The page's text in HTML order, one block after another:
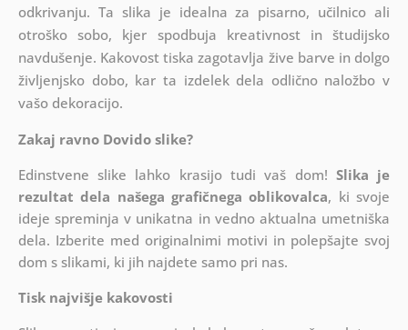
odkrivanju. Ta slika je idealna za pisarno, učilnico ali
otroško sobo, kjer spodbuja kreativnost in študijsko
navdušenje. Kakovost tiska zagotavlja žive barve in dolgo
življenjsko dobo, kar ta izdelek dela odlično naložbo v
vašo dekoracijo.
Zakaj ravno Dovido slike?
Edinstvene slike lahko krasijo tudi vaš dom! Slika je
rezultat dela našega grafičnega oblikovalca, ki svoje
ideje spreminja v unikatna in vedno aktualna umetniška
dela. Izberite med originalnimi motivi in polepšajte svoj
dom s slikami, ki jih najdete samo pri nas.
Tisk najvišje kakovosti